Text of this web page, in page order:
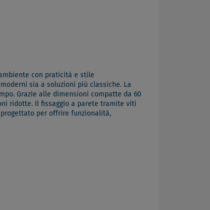
con praticità e stile
sia a soluzioni più classiche. La
Grazie alle dimensioni compatte da 60
ridotte. Il fissaggio a parete tramite viti
per offrire funzionalità,